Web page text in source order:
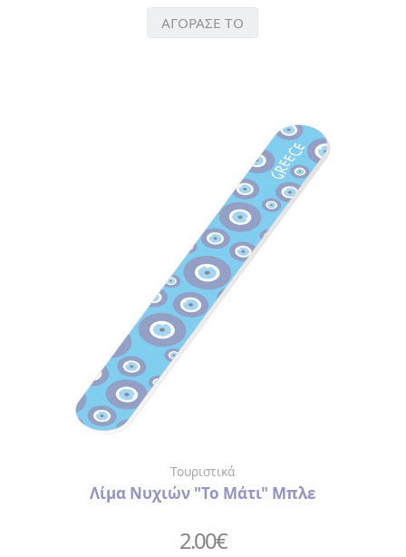
ΑΓΟΡΑΣΕ ΤΟ
Τουριστικά
Λίμα Νυχιών "Το Μάτι" Μπλε
2.00€